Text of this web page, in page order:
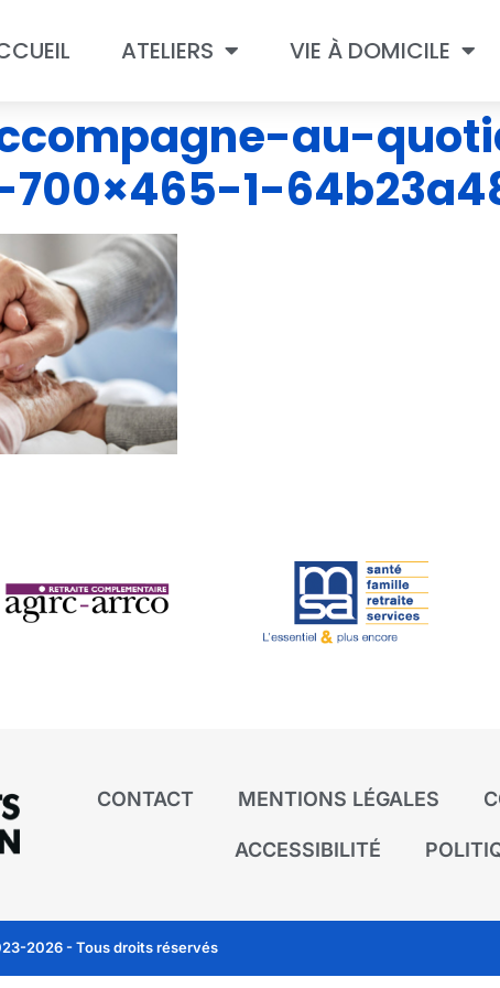
ATELIERS VIE À DOMICILE
au-
1-
CONTACT MENTIONS LÉGALES
ACCESSIBILITÉ
2026 - Tous droits réservés